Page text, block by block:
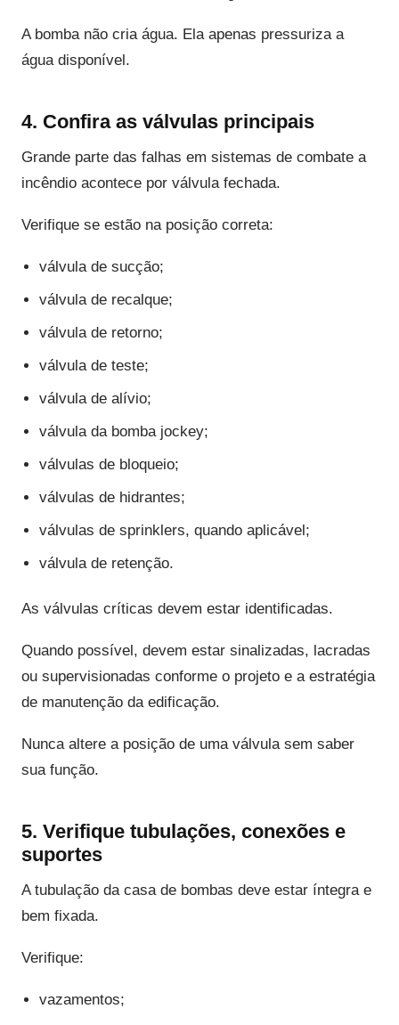
A bomba não cria água. Ela apenas pressuriza a
água disponível.
4. Confira as válvulas principais
Grande parte das falhas em sistemas de combate a
incêndio acontece por válvula fechada.
Verifique se estão na posição correta:
válvula de sucção;
válvula de recalque;
válvula de retorno;
válvula de teste;
válvula de alívio;
válvula da bomba jockey;
válvulas de bloqueio;
válvulas de hidrantes;
válvulas de sprinklers, quando aplicável;
válvula de retenção.
As válvulas críticas devem estar identificadas.
Quando possível, devem estar sinalizadas, lacradas
ou supervisionadas conforme o projeto e a estratégia
de manutenção da edificação.
Nunca altere a posição de uma válvula sem saber
sua função.
5. Verifique tubulações, conexões e
suportes
A tubulação da casa de bombas deve estar íntegra e
bem fixada.
Verifique:
vazamentos;